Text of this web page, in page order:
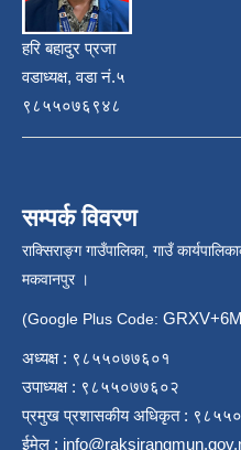
हरि बहादुर प्रजा
वडाध्यक्ष, वडा नं.५
९८५५०७६९४८
सम्पर्क विवरण
राक्सिराङ्ग गाउँपालिका, गाउँ
मकवानपुर ।
(Google Plus Code:
अध्यक्ष : ९८५५०७७६०१
उपाध्यक्ष : ९८५५०७७६०२
प्रमुख प्रशासकीय अधिकृत :
ईमेल :